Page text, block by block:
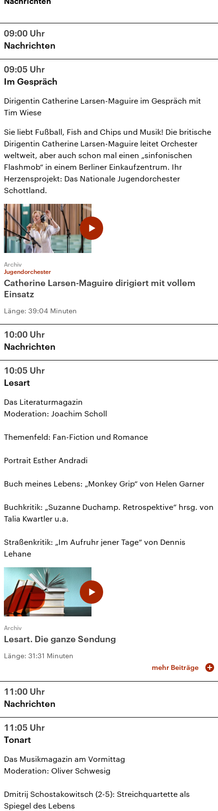
09:00 Uhr
Nachrichten
09:05 Uhr
Im Gespräch
Dirigentin Catherine Larsen-Maguire im Gespräch mit
Tim Wiese
Sie liebt Fußball, Fish and Chips und Musik! Die britische
Dirigentin Catherine Larsen-Maguire leitet Orchester
weltweit, aber auch schon mal einen „sinfonischen
Flashmob“ in einem Berliner Einkaufzentrum. Ihr
Herzensprojekt: Das Nationale Jugendorchester
Schottland.
Archiv
Jugendorchester
Catherine Larsen-Maguire dirigiert mit vollem
Einsatz
Länge: 39:04 Minuten
10:00 Uhr
Nachrichten
10:05 Uhr
Lesart
Das Literaturmagazin
Moderation: Joachim Scholl
Themenfeld: Fan-Fiction und Romance
Portrait Esther Andradi
Buch meines Lebens: „Monkey Grip“ von Helen Garner
Buchkritik: „Suzanne Duchamp. Retrospektive“ hrsg. von
Talia Kwartler u.a.
Straßenkritik: „Im Aufruhr jener Tage“ von Dennis
Lehane
Archiv
Lesart. Die ganze Sendung
Länge: 31:31 Minuten
mehr Beiträge
11:00 Uhr
Nachrichten
11:05 Uhr
Tonart
Das Musikmagazin am Vormittag
Moderation: Oliver Schwesig
Dmitrij Schostakowitsch (2-5): Streichquartette als
Spiegel des Lebens